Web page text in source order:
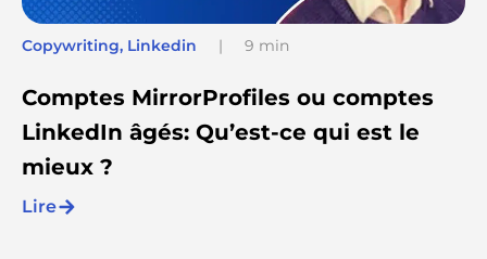
Copywriting, Linkedin | 9 min
Comptes MirrorProfiles ou comptes
LinkedIn âgés: Qu’est-ce qui est le
mieux ?
Lire